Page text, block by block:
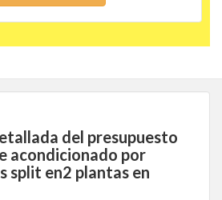
del presupuesto
acondicionado por
split en2 plantas en